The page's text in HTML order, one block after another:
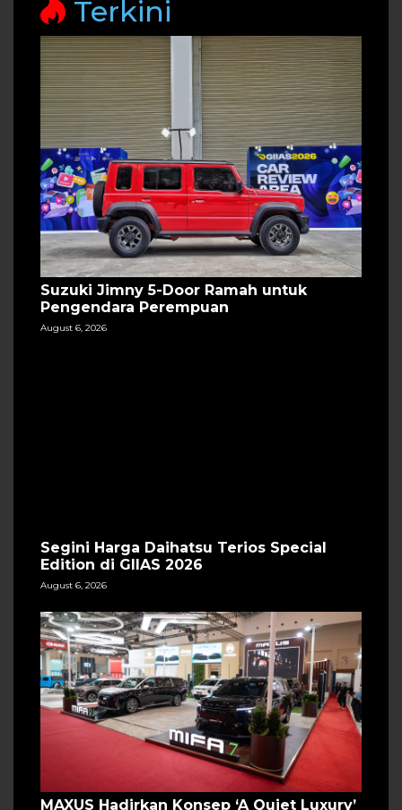
Terkini
Suzuki Jimny 5-Door Ramah untuk
Pengendara Perempuan
August 6, 2026
Segini Harga Daihatsu Terios Special
Edition di GIIAS 2026
August 6, 2026
MAXUS Hadirkan Konsep ‘A Quiet Luxury’